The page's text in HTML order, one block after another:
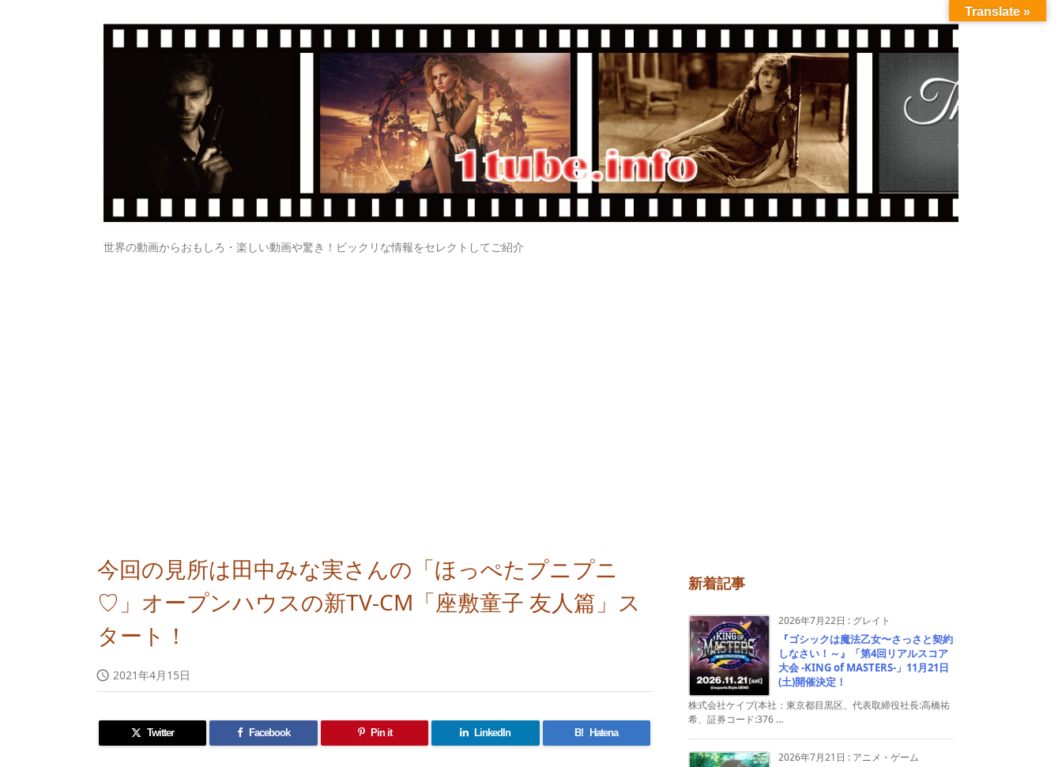
世界の動画からおもしろ・楽しい動画や驚き！ビックリな情報をセレクトしてご紹介
今回の見所は田中みな実さんの「ほっぺたプニプニ
♡」オープンハウスの新TV-CM「座敷童子 友人篇」ス
タート！
 2021年4月15日
Twitter Facebook Pin it LinkedIn B! Hatena
新着記事
2026年7月22日 : グレイト
『ゴシックは魔法乙女〜さっさと契約
しなさい！～』「第4回リアルスコア
大会 -KING of MASTERS-」11月21日
(土)開催決定！
株式会社ケイブ(本社：東京都目黒区、代表取締役社長:高橋祐
希、証券コード:376 ...
2026年7月21日 : アニメ・ゲーム
Translate »